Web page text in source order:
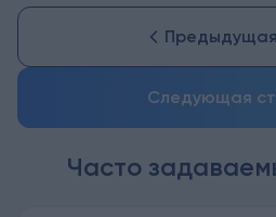
Следующая
Часто